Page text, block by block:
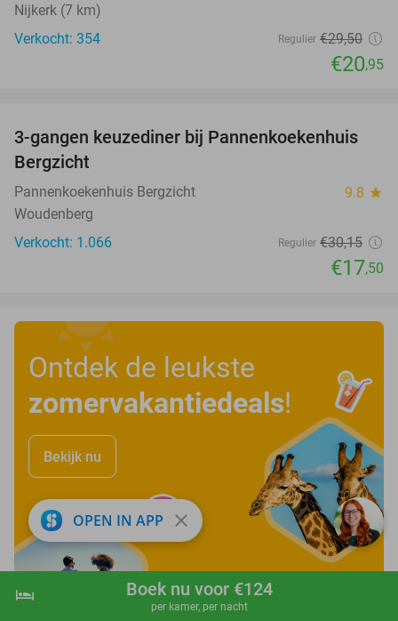
shopping_cart Boek nu
hotel Boek nu voor €124
per kamer, per nacht
Nijkerk (7 km)
Verkocht: 354
Regulier €29,50
€20,95
42%
3-gangen keuzediner bij Pannenkoekenhuis
Bergzicht
Pannenkoekenhuis Bergzicht 9.8 star
Woudenberg
Verkocht: 1.066
Regulier €30,15
€17,50
Ontdek de leukste
zomervakantiedeals!
Bekijk nu
OPEN IN APP close